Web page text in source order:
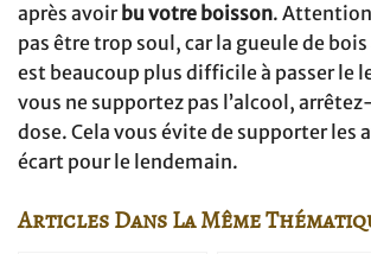
après avoirbu votre boisson.
pas être trop soul, car la gueule de
est beaucoup plus difficile à passer le
vous ne supportez pas l’alcool,
dose. Cela vous évite de supporter les
écart pour le lendemain.
Articles Dans La Même